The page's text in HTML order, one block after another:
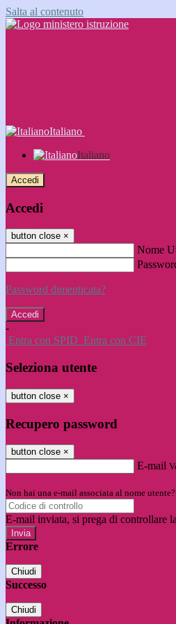
Salta al contenuto
Italiano
Italiano
Accedi
Accedi
button close ×
Nome
Password dimenticata?
-
Entra con SPID Entra con CIE
Seleziona utente
button close ×
Recupero password
button close ×
E-mail
Non hai una e-mail associata al nome
E-mail inviata, si prega di controllare
Errore
Chiudi
Successo
Chiudi